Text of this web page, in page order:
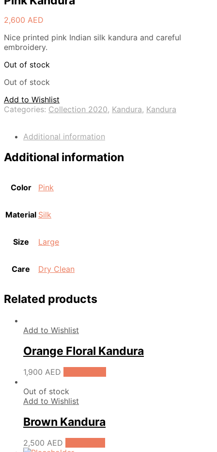
2,600 AED
Nice printed pink Indian silk kandura and careful
embroidery.
Out of stock
Out of stock
Add to Wishlist
Categories: Collection 2020, Kandura, Kandura
Additional information
Additional information
Color Pink
Material Silk
Size Large
Care Dry Clean
Related products
Add to Wishlist
Orange Floral Kandura
1,900 AED
Out of stock
Add to Wishlist
Brown Kandura
2,500 AED